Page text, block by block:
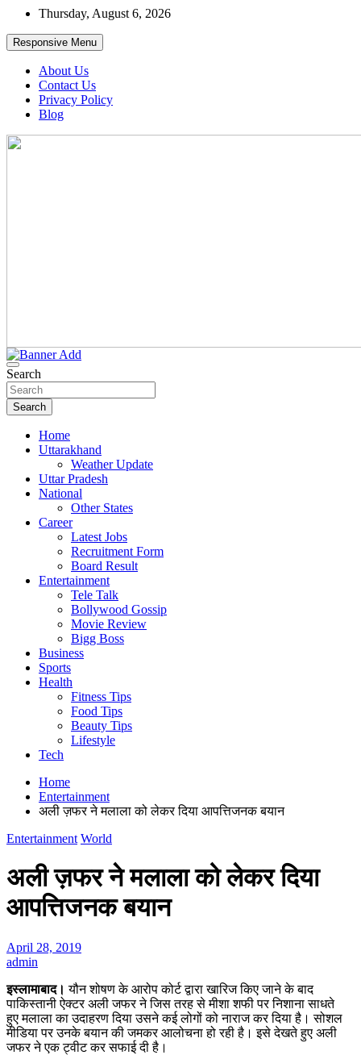
Skip
content
Thursday, August 6, 2026
Responsive Menu
About Us
Contact Us
Privacy Policy
Blog
Search
Search
Home
Uttarakhand
Weather Update
Uttar Pradesh
National
Other States
Career
Latest Jobs
Recruitment Form
Board Result
Entertainment
Tele Talk
Bollywood Gossip
Movie Review
Bigg Boss
Business
Sports
Health
Fitness Tips
Food Tips
Beauty Tips
Lifestyle
Tech
Home
Entertainment
अली ज़फर ने मलाला को लेकर दिया आपत्तिजनक बयान
Entertainment World
अली ज़फर ने मलाला को लेकर दिया
आपत्तिजनक बयान
April 28, 2019
admin
इस्लामाबाद। यौन शोषण के आरोप कोर्ट द्वारा खारिज किए जाने के बाद
पाकिस्तानी ऐक्टर अली जफर ने जिस तरह से मीशा शफी पर निशाना साधते
हुए मलाला का उदाहरण दिया उसने कई लोगों को नाराज कर दिया है। सोशल
मीडिया पर उनके बयान की जमकर आलोचना हो रही है। इसे देखते हुए अली
जफर ने एक ट्वीट कर सफाई दी है।